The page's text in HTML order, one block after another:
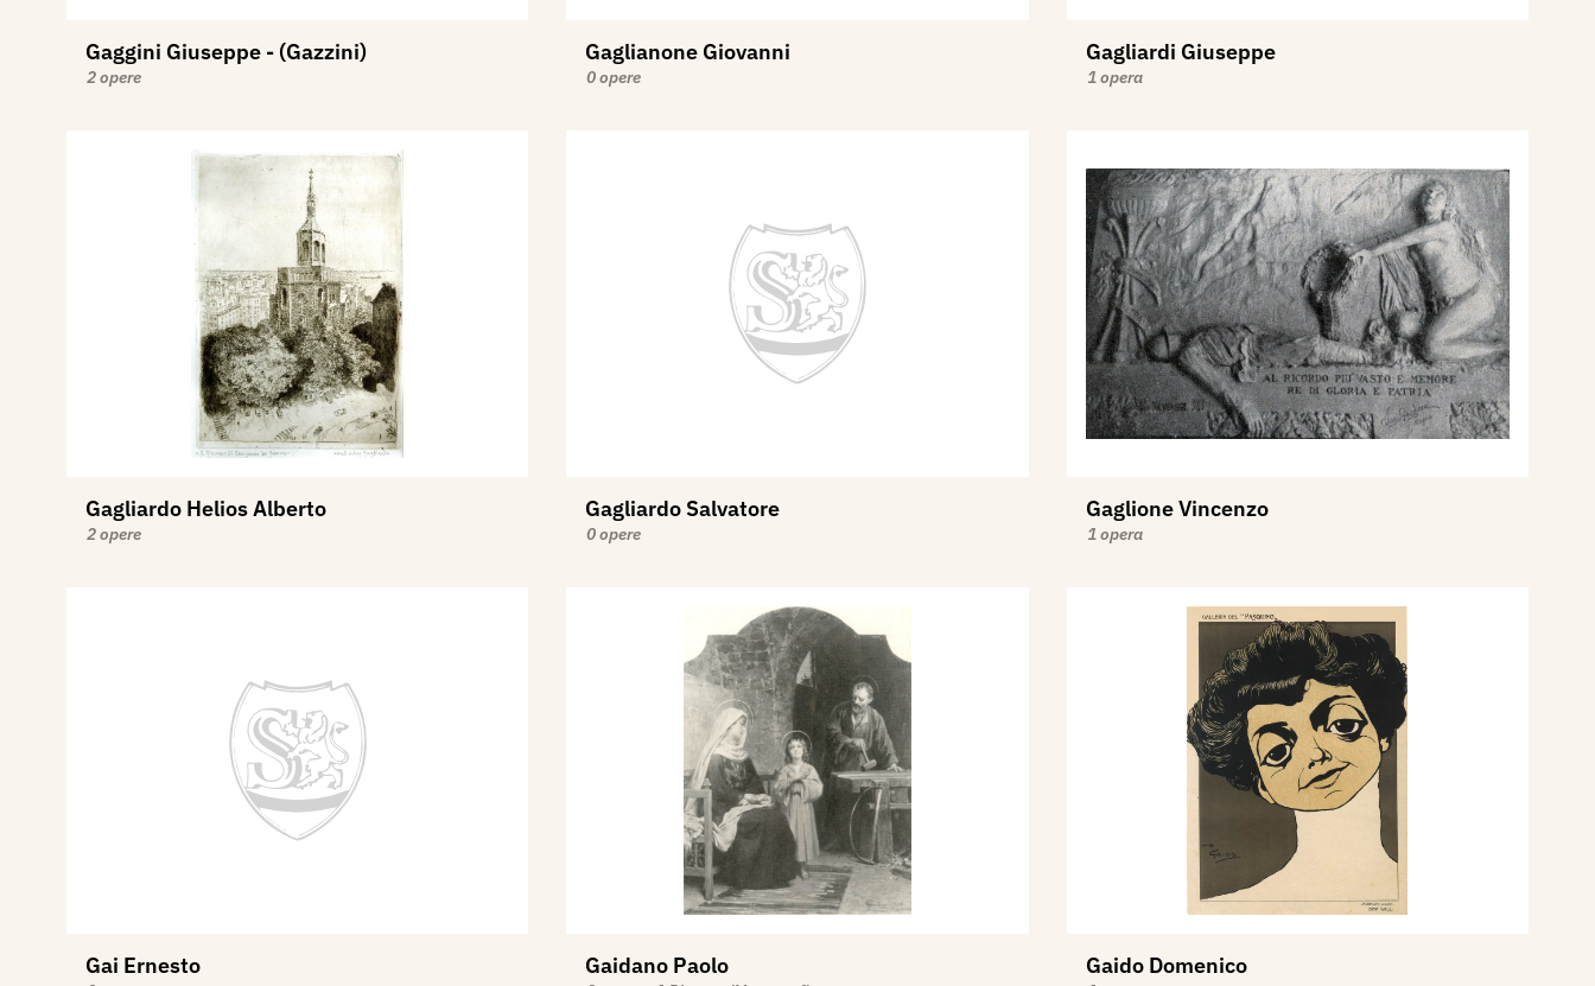
Gaggini Giuseppe - (Gazzini)
2 opere
Gaglianone Giovanni
0 opere
Gagliardi Giuseppe
1 opera
Gagliardo Helios Alberto
2 opere
Gagliardo Salvatore
0 opere
Gaglione Vincenzo
1 opera
Gai Ernesto Gaidano Paolo Gaido Domenico